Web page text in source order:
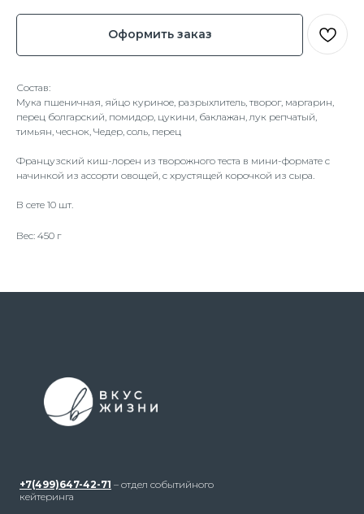
Оформить заказ
Состав:
Мука пшеничная, яйцо куриное, разрыхлитель, творог, маргарин,
перец болгарский, помидор, цукини, баклажан, лук репчатый,
тимьян, чеснок, Чедер, соль, перец
Французский киш-лорен из творожного теста в мини-формате с
начинкой из ассорти овощей, с хрустящей корочкой из сыра.
В сете 10 шт.
Вес: 450 г
+7(499)647-42-71 – отдел событийного
кейтеринга